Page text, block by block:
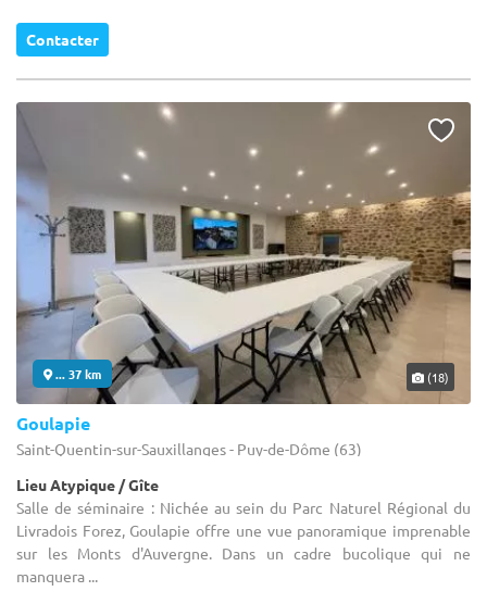
Contacter
... 37 km (18)
Goulapie
Saint-Quentin-sur-Sauxillanges - Puy-de-Dôme (63)
Lieu Atypique / Gîte
Salle de séminaire : Nichée au sein du Parc Naturel Régional du
Livradois Forez, Goulapie offre une vue panoramique imprenable
sur les Monts d'Auvergne. Dans un cadre bucolique qui ne
manquera ...